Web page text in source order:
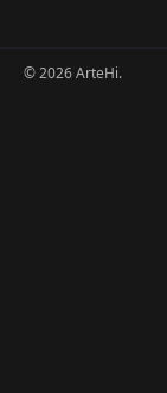
© 2026 ArteHi.